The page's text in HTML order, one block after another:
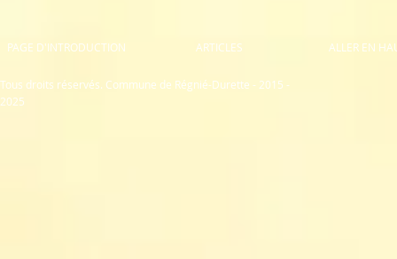
PAGE D'INTRODUCTION ARTICLES ALLER EN
Tous droits réservés. Commune de Régnié-Durette - 2015 -
2025